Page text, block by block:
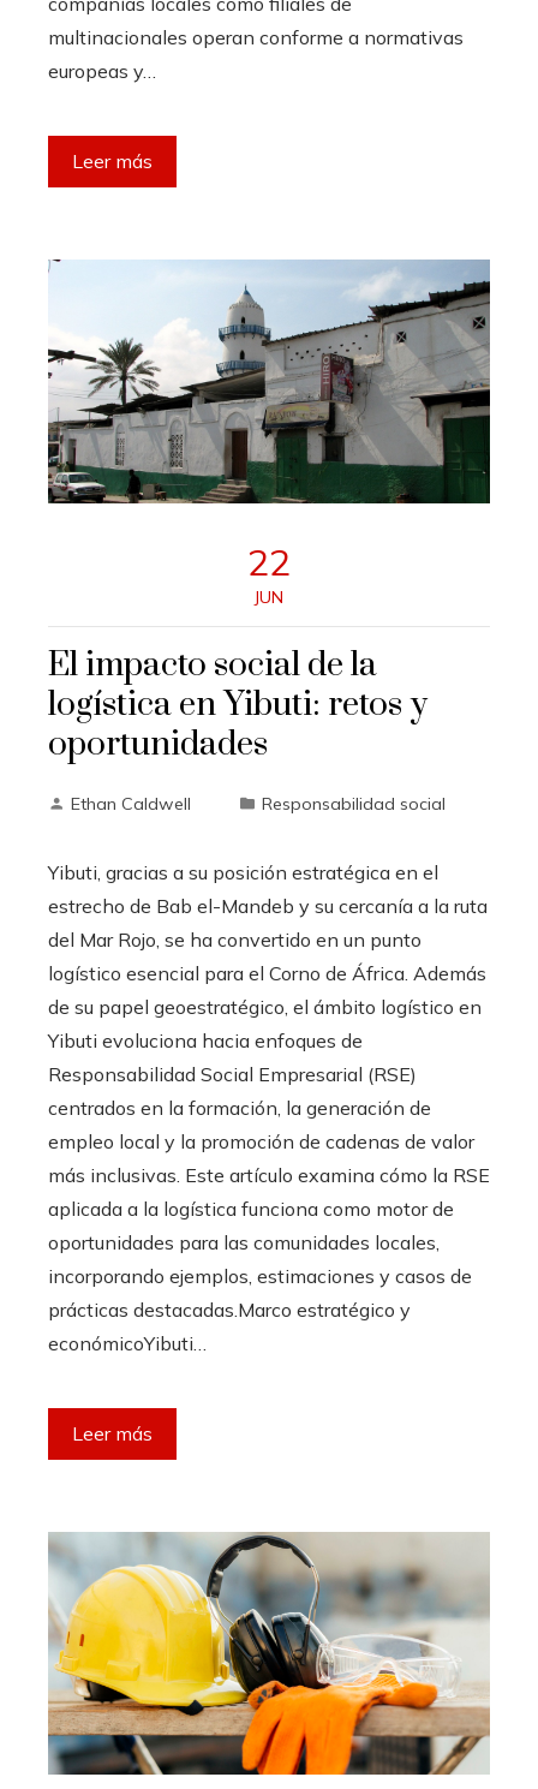
multinacionales operan conforme a normativas
europeas y…
Leer más
22
JUN
El impacto social de la
logística en Yibuti: retos y
oportunidades
Ethan Caldwell Responsabilidad social
Yibuti, gracias a su posición estratégica en el
estrecho de Bab el-Mandeb y su cercanía a la ruta
del Mar Rojo, se ha convertido en un punto
logístico esencial para el Corno de África. Además
de su papel geoestratégico, el ámbito logístico en
Yibuti evoluciona hacia enfoques de
Responsabilidad Social Empresarial (RSE)
centrados en la formación, la generación de
empleo local y la promoción de cadenas de valor
más inclusivas. Este artículo examina cómo la RSE
aplicada a la logística funciona como motor de
oportunidades para las comunidades locales,
incorporando ejemplos, estimaciones y casos de
prácticas destacadas.Marco estratégico y
económicoYibuti…
Leer más